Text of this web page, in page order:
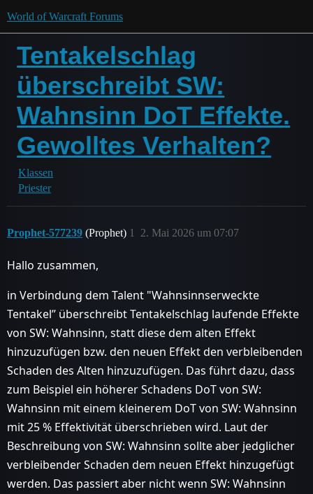
World of Warcraft Forums
Tentakelschlag
überschreibt SW:
Wahnsinn DoT Effekte.
Gewolltes Verhalten?
Klassen
Priester
Prophet-577239 (Prophet) 2. Mai 2026 um 07:07
1
Hallo zusammen,
in Verbindung dem Talent "Wahnsinnserweckte
Tentakel” überschreibt Tentakelschlag laufende Effekte
von SW: Wahnsinn, statt diese dem alten Effekt
hinzuzufügen bzw. den neuen Effekt den verbleibenden
Schaden des Alten hinzuzufügen. Das führt dazu, dass
zum Beispiel ein höherer Schadens DoT von SW:
Wahnsinn mit einem kleinerem DoT von SW: Wahnsinn
mit 25 % Effektivität überschrieben wird. Laut der
Beschreibung von SW: Wahnsinn sollte aber jedglicher
verbleibender Schaden dem neuen Effekt hinzugefügt
werden. Das passiert aber nicht wenn SW: Wahnsinn